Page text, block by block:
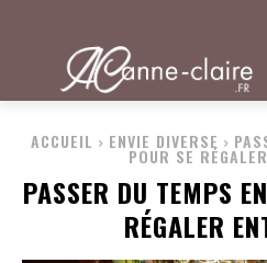
ACCUEIL ENVIE DIVERSE
POUR SE
PASSER DU TEMPS
RÉGALER